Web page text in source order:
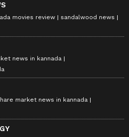
movies review
sandalwood news
news in kannada
market news in kannada